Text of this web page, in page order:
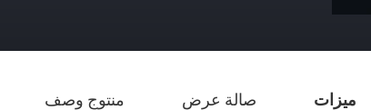
ميزات صالة عرض منتوج وصف